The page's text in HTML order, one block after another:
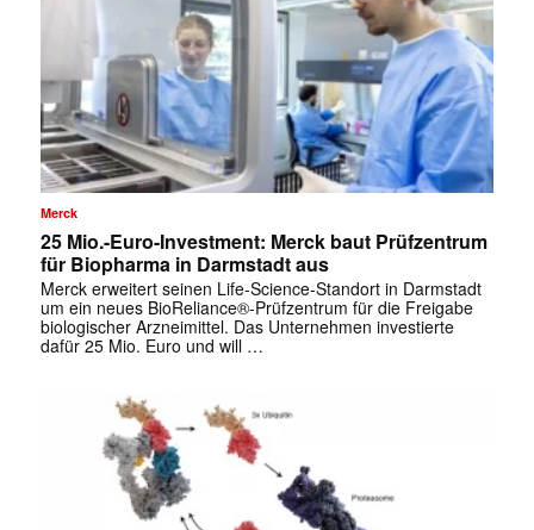
Merck
25 Mio.-Euro-Investment: Merck baut Prüfzentrum
für Biopharma in Darmstadt aus
Merck erweitert seinen Life-Science-Standort in Darmstadt
um ein neues BioReliance®-Prüfzentrum für die Freigabe
biologischer Arzneimittel. Das Unternehmen investierte
dafür 25 Mio. Euro und will …